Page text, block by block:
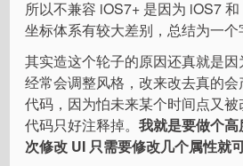
所以不兼容 iOS7+ 是因为 iOS7
坐标体系有较大差别，总结为一个
其实造这个轮子的原因还真就是因
经常会调整风格，改来改去真的
代码，因为怕未来某个时间点又
代码只好注释掉。我就是要做个
次修改 UI 只需要修改几个属性就